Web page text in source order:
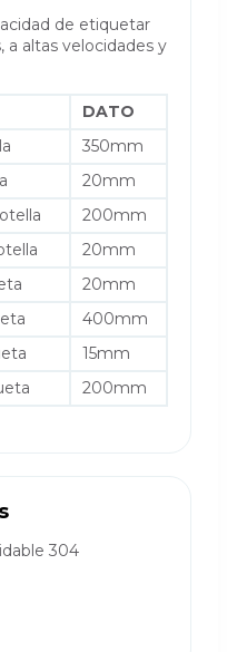
de etiquetar
altas velocidades y
DATO
350mm
20mm
200mm
20mm
20mm
400mm
15mm
200mm
304